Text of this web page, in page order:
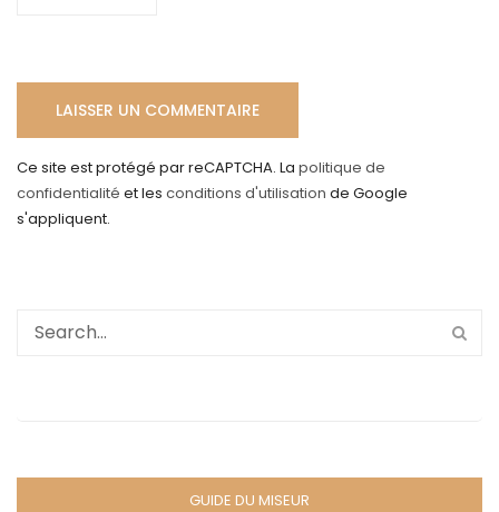
Ce site est protégé par reCAPTCHA. La politique de
confidentialité et les conditions d'utilisation de Google
s'appliquent.
GUIDE DU MISEUR